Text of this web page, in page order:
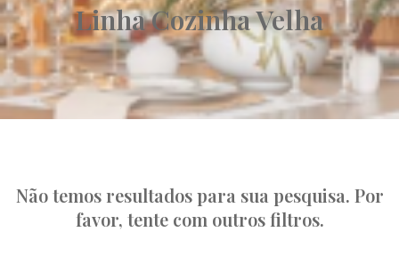
Linha Cozinha Velha
Não temos resultados para sua pesquisa. Por
favor, tente com outros filtros.